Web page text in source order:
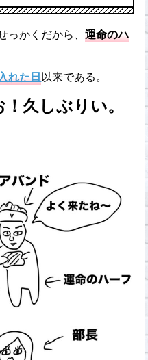
っかくだから、運命のハ
れた日以来である。
久しぶりい。